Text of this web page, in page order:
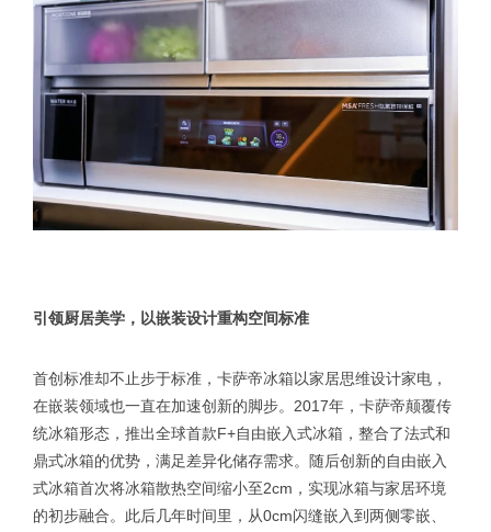
引领厨居美学，以嵌装设计重构空间标准
首创标准却不止步于标准，卡萨帝冰箱以家居思维设计家电，
在嵌装领域也一直在加速创新的脚步。2017年，卡萨帝颠覆传
统冰箱形态，推出全球首款F+自由嵌入式冰箱，整合了法式和
鼎式冰箱的优势，满足差异化储存需求。随后创新的自由嵌入
式冰箱首次将冰箱散热空间缩小至2cm，实现冰箱与家居环境
的初步融合。此后几年时间里，从0cm闪缝嵌入到两侧零嵌、